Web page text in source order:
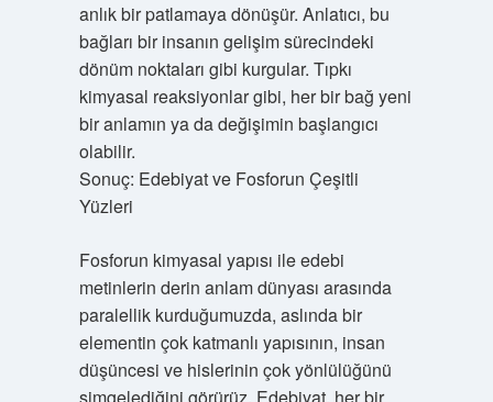
anlık bir patlamaya dönüşür. Anlatıcı, bu
bağları bir insanın gelişim sürecindeki
dönüm noktaları gibi kurgular. Tıpkı
kimyasal reaksiyonlar gibi, her bir bağ yeni
bir anlamın ya da değişimin başlangıcı
olabilir.
Sonuç: Edebiyat ve Fosforun Çeşitli
Yüzleri
Fosforun kimyasal yapısı ile edebi
metinlerin derin anlam dünyası arasında
paralellik kurduğumuzda, aslında bir
elementin çok katmanlı yapısının, insan
düşüncesi ve hislerinin çok yönlülüğünü